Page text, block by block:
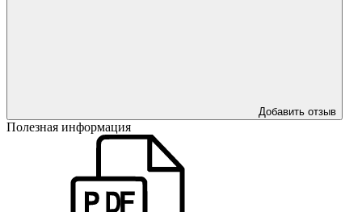
Добавить отзыв
Полезная информация